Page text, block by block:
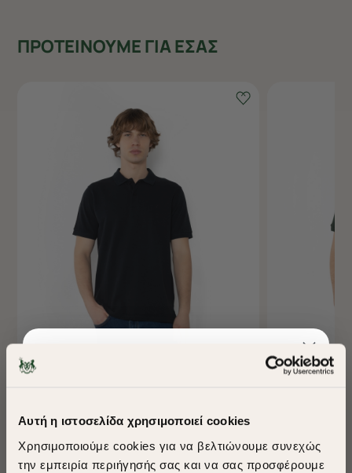
Αυτή η ιστοσελίδα χρησιμοποιεί cookies
Χρησιμοποιούμε cookies για να βελτιώνουμε συνεχώς
την εμπειρία περιήγησής σας και να σας προσφέρουμε
ΠΡΟΤΕΙΝΟΥΜΕ ΓΙΑ ΕΣΑΣ
-40%
€55,00
€33,00
+ 26 Colors
-40%
€55,00
+ 26 Colors